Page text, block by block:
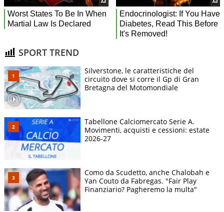
SPORT TREND
Silverstone, le caratteristiche del
circuito dove si corre il Gp di Gran
Bretagna del Motomondiale
Tabellone Calciomercato Serie A.
Movimenti, acquisti e cessioni: estate
2026-27
Como da Scudetto, anche Chalobah e
Yan Couto da Fabregas. "Fair Play
Finanziario? Pagheremo la multa"